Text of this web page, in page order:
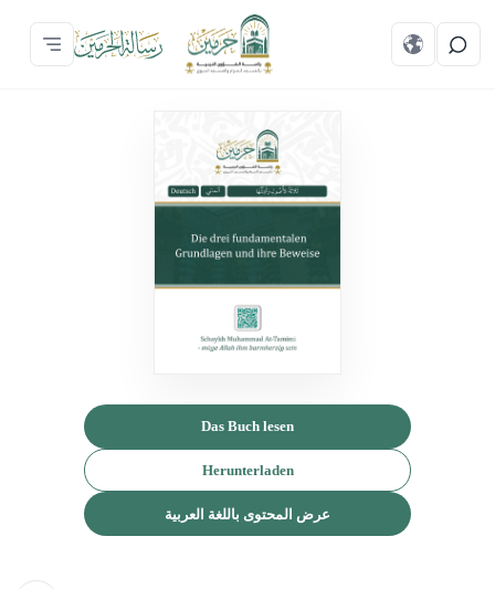
Das Buch lesen
Herunterladen
عرض المحتوى باللغة العربية